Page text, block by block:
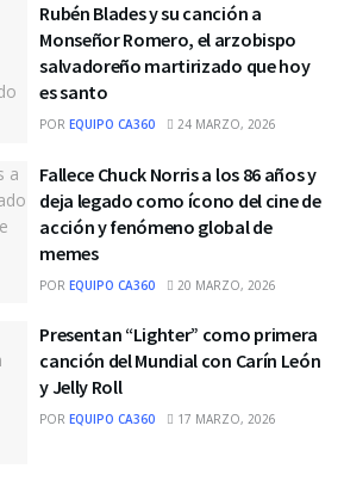
Rubén Blades y su canción a
Monseñor Romero, el arzobispo
salvadoreño martirizado que hoy
es santo
POR EQUIPO CA360 24 MARZO, 2026
Fallece Chuck Norris a los 86 años y
deja legado como ícono del cine de
acción y fenómeno global de
memes
POR EQUIPO CA360 20 MARZO, 2026
Presentan “Lighter” como primera
canción del Mundial con Carín León
y Jelly Roll
POR EQUIPO CA360 17 MARZO, 2026